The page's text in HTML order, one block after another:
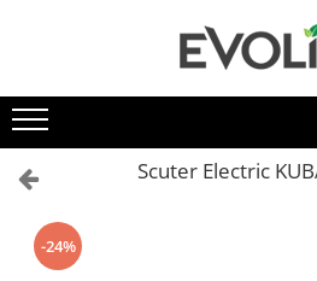
Scuter Electric
-24%